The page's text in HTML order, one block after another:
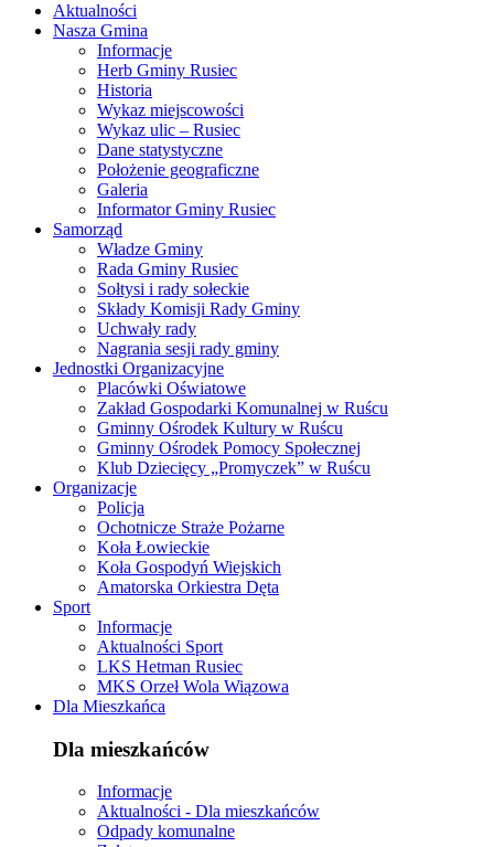
Aktualności
Nasza Gmina
Informacje
Herb Gminy Rusiec
Historia
Wykaz miejscowości
Wykaz ulic – Rusiec
Dane statystyczne
Położenie geograficzne
Galeria
Informator Gminy Rusiec
Samorząd
Władze Gminy
Rada Gminy Rusiec
Sołtysi i rady sołeckie
Składy Komisji Rady Gminy
Uchwały rady
Nagrania sesji rady gminy
Jednostki Organizacyjne
Placówki Oświatowe
Zakład Gospodarki Komunalnej w Ruścu
Gminny Ośrodek Kultury w Ruścu
Gminny Ośrodek Pomocy Społecznej
Klub Dziecięcy „Promyczek” w Ruścu
Organizacje
Policja
Ochotnicze Straże Pożarne
Koła Łowieckie
Koła Gospodyń Wiejskich
Amatorska Orkiestra Dęta
Sport
Informacje
Aktualności Sport
LKS Hetman Rusiec
MKS Orzeł Wola Wiązowa
Dla Mieszkańca
Dla mieszkańców
Informacje
Aktualności - Dla mieszkańców
Odpady komunalne